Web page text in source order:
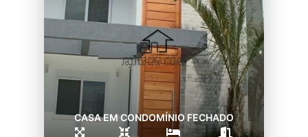
CASA EM CONDOMÍNIO FECHADO